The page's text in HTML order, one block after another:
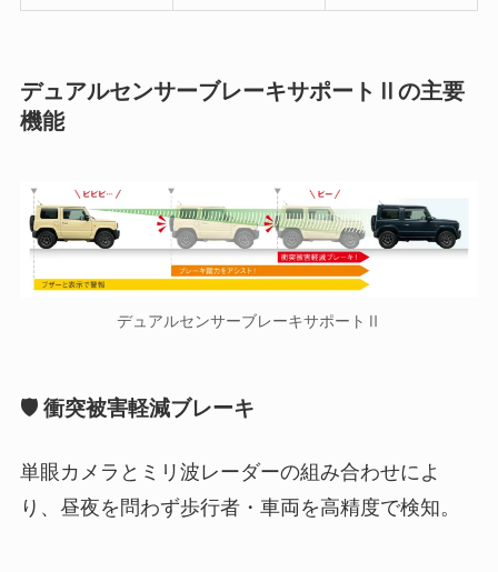
デュアルセンサーブレーキサポートⅡの主要
機能
デュアルセンサーブレーキサポートⅡ
🛡️ 衝突被害軽減ブレーキ
単眼カメラとミリ波レーダーの組み合わせによ
り、昼夜を問わず歩行者・車両を高精度で検知。